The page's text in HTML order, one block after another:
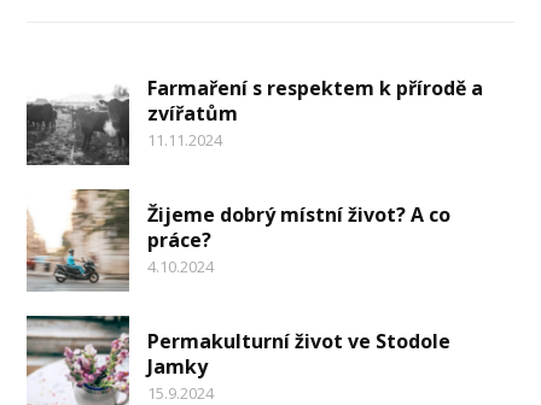
Farmaření s respektem k přírodě a
zvířatům
11.11.2024
Žijeme dobrý místní život? A co
práce?
4.10.2024
Permakulturní život ve Stodole
Jamky
15.9.2024